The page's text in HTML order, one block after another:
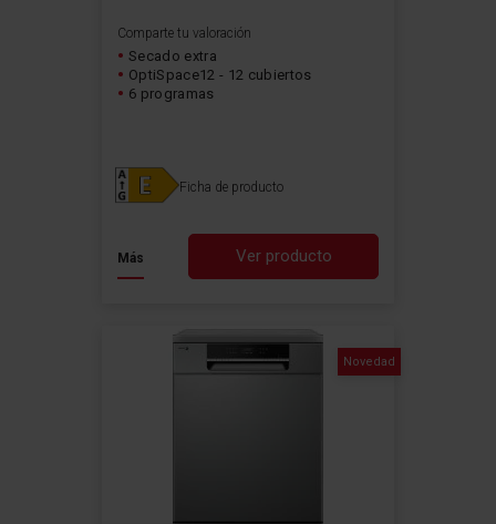
Ver producto
Más
Comparte tu valoración
Secado extra
OptiSpace12 - 12 cubiertos
6 programas
Ficha de producto
Novedad